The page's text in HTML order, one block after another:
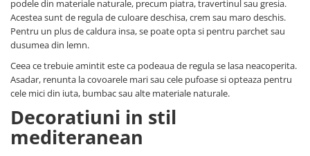
podele din materiale naturale, precum piatra, travertinul sau gresia.
Acestea sunt de regula de culoare deschisa, crem sau maro deschis.
Pentru un plus de caldura insa, se poate opta si pentru parchet sau
dusumea din lemn.
Ceea ce trebuie amintit este ca podeaua de regula se lasa neacoperita.
Asadar, renunta la covoarele mari sau cele pufoase si opteaza pentru
cele mici din iuta, bumbac sau alte materiale naturale.
Decoratiuni in stil
mediteranean